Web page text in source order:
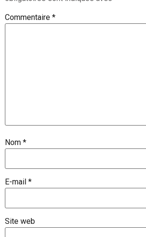
Commentaire *
Nom *
E-mail *
Site web